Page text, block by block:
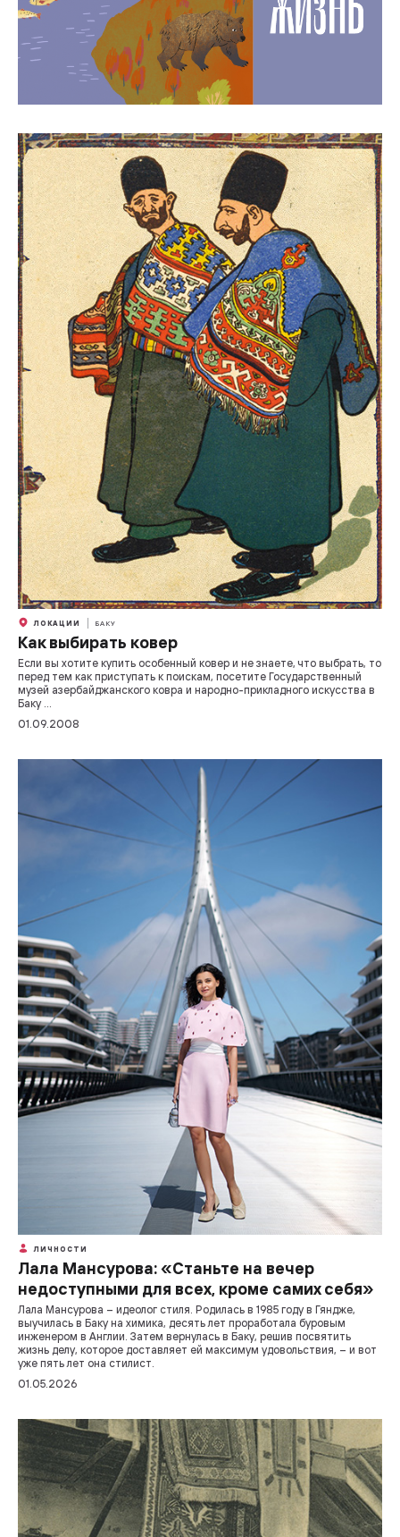
ЛОКАЦИИ БАКУ
Как выбирать ковер
Если вы хотите купить особенный ковер и не знаете, что выбрать, то
перед тем как приступать к поискам, посетите Государственный
музей азербайджанского ковра и народно-прикладного искусства в
Баку ...
01.09.2008
ЛИЧНОСТИ
Лала Мансурова: «Станьте на вечер
недоступными для всех, кроме самих себя»
Лала Мансурова – идеолог стиля. Родилась в 1985 году в Гяндже,
выучилась в Баку на химика, десять лет проработала буровым
инженером в Англии. Затем вернулась в Баку, решив посвятить
жизнь делу, которое доставляет ей максимум удовольствия, – и вот
уже пять лет она стилист.
01.05.2026